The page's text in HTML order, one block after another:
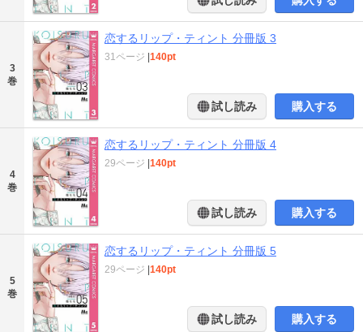
3
巻
恋するリップ・ティント 分冊版 3
31ページ 140pt
試し読み 購入する
4
巻
恋するリップ・ティント 分冊版 4
29ページ 140pt
試し読み 購入する
5
巻
恋するリップ・ティント 分冊版 5
29ページ 140pt
試し読み 購入する